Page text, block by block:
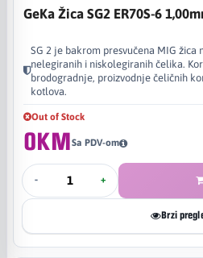
GeKa Žica SG2 ER70S-6
SG 2 je bakrom presvučena MIG
nelegiranih i niskolegiranih čelika.
brodogradnje, proizvodnje čeličnih
kotlova.
Out of Stock
0KMSa PDV-om
- +
Brzi